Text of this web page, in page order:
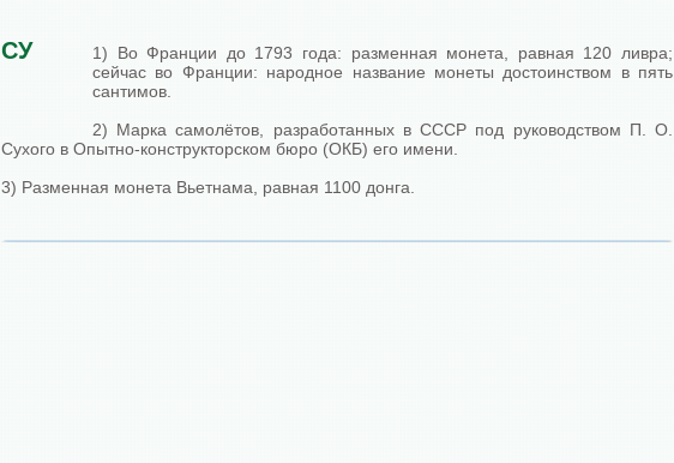
СУ
1) Во Франции до 1793 года: разменная монета, равная 120 ливра;
сейчас во Франции: народное название монеты достоинством в пять
сантимов.
2) Марка самолётов, разработанных в СССР под руководством П. О.
Сухого в Опытно-конструкторском бюро (ОКБ) его имени.
3) Разменная монета Вьетнама, равная 1100 донга.